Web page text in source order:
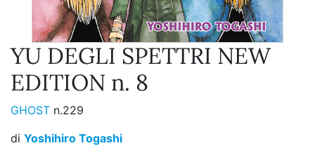
YU DEGLI SPETTRI NEW
EDITION n. 8
GHOST n.229
di Yoshihiro Togashi